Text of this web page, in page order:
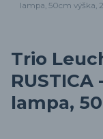
lampa, 50cm výška, 2
Trio
lampa,